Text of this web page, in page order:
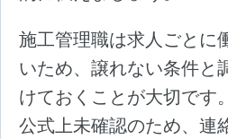
施工管理職は求人ごとに
いため、譲れない条件と
けておくことが大切です
公式上未確認のため、連